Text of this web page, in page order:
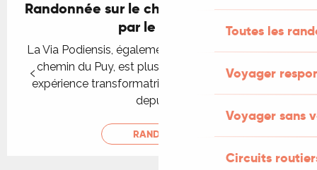
Toutes les
Voyager
Voyager sans
Circuits
Randonnée sur le chemin de Compostelle
par le GR®65
La Via Podiensis, également connue sous le nom de
chemin du Puy, est plus qu’un itinéraire : c’est une
expérience transformatrice qui a guidé les pèlerins
depuis le...
RANDONNER